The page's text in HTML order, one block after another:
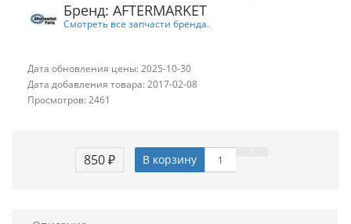
Бренд: AFTERMARKET
Смотреть все запчасти бренда.
Дата обновления цены: 2025-10-30
Дата добавления товара: 2017-02-08
Просмотров: 2461
850 ₽ В корзину